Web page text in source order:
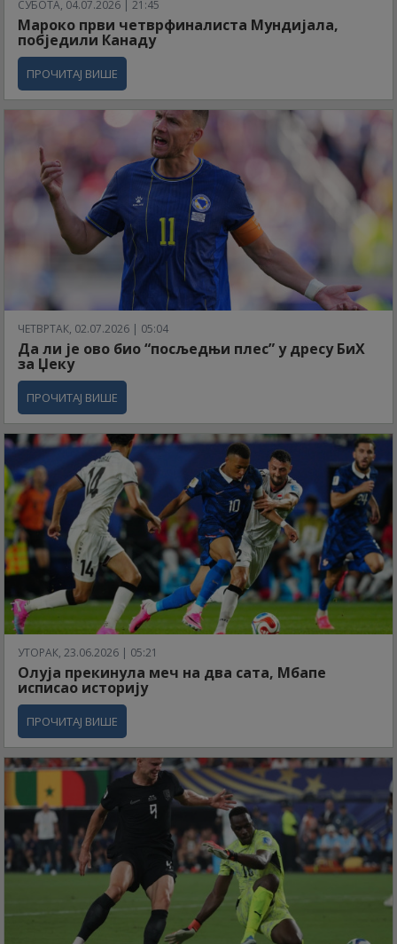
СУБОТА, 04.07.2026 | 21:45
Мароко први четврфиналиста Мундијала,
побједили Канаду
ПРОЧИТАЈ ВИШЕ
ЧЕТВРТАК, 02.07.2026 | 05:04
Да ли је ово био “посљедњи плес” у дресу БиХ
за Џеку
ПРОЧИТАЈ ВИШЕ
УТОРАК, 23.06.2026 | 05:21
Олуја прекинула меч на два сата, Мбапе
исписао историју
ПРОЧИТАЈ ВИШЕ